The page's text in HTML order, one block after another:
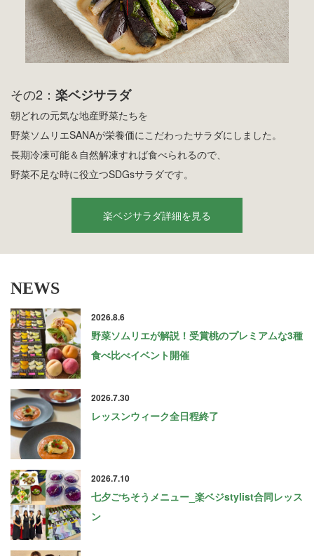
その2： 楽ベジサラダ
朝どれの元気な地産野菜たちを
野菜ソムリエSANAが栄養価にこだわったサラダにしました。
長期冷凍可能＆自然解凍すれば食べられるので、
野菜不足な時に役立つSDGsサラダです。
楽ベジサラダ詳細を見る
NEWS
2026.8.6
野菜ソムリエが解説！受賞桃のプレミアムな3種
食べ比べイベント開催
2026.7.30
レッスンウィーク全日程終了
2026.7.10
七夕ごちそうメニュー_楽ベジstylist合同レッス
ン